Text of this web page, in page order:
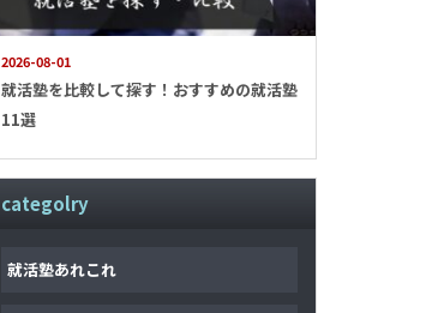
2026-08-01
就活塾を比較して探す！おすすめの就活塾
11選
categolry
就活塾あれこれ